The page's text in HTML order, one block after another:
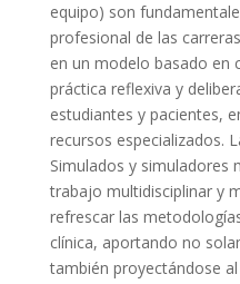
equipo) son
profesional de las
en un modelo basado en
práctica reflexiva y
estudiantes y pacientes,
recursos especializados.
Simulados y simuladores
trabajo multidisciplinar y
refrescar las
clínica, aportando no
también proyectándose